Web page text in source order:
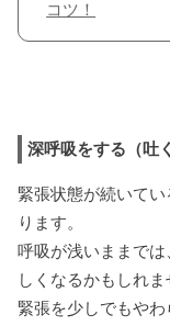
コツ！
深呼吸をする（吐
緊張状態が続いて
ります。
呼吸が浅いままで
しくなるかもしれま
緊張を少しでもや